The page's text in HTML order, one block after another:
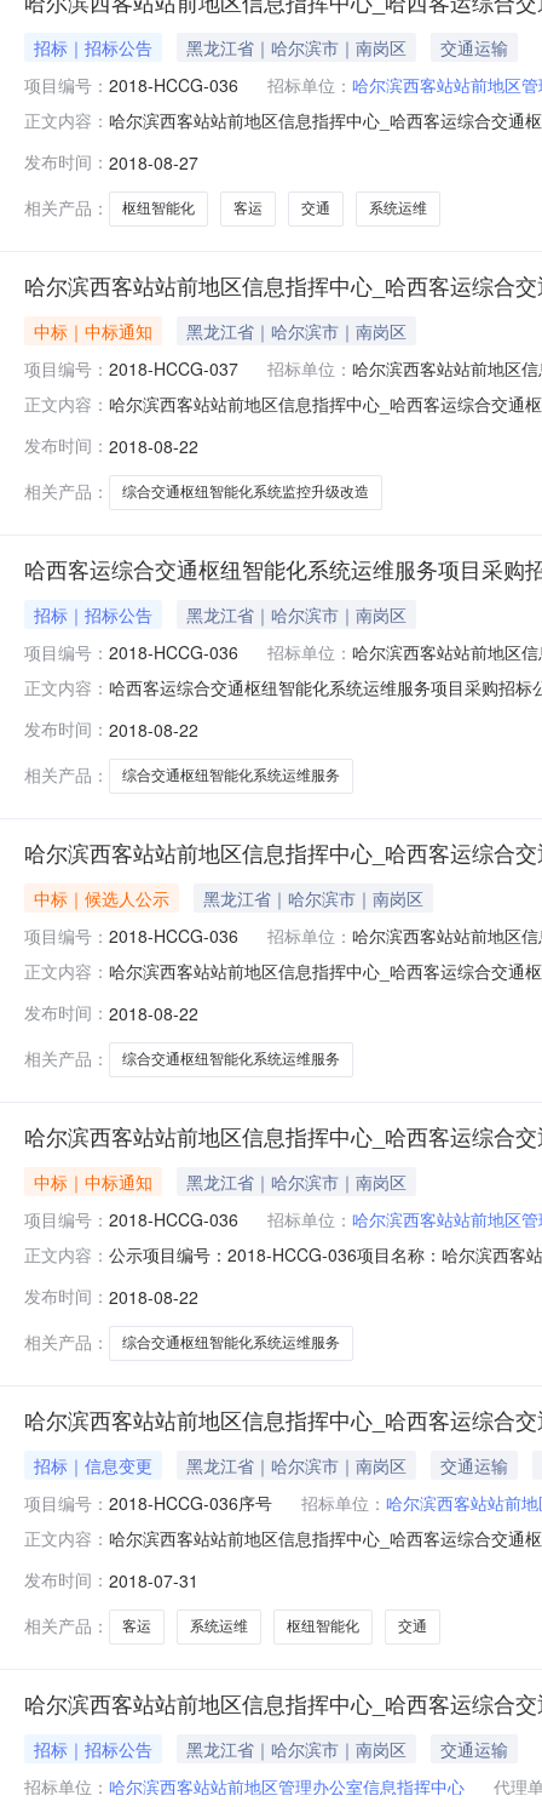
招标｜招标公告 黑龙江省｜哈尔滨市｜南岗区
交通运输
项目编号： 2018-HCCG-036 招标单位： 哈尔滨西客站站前地区
正文内容： 哈尔滨西客站站前地区信息指挥中心_哈西客运综合交通
区信息指挥中心_哈西客运综合交通枢纽智能化系统运维
发布时间： 2018-08-27
相关产品：
枢纽智能化 客运 交通 系统运维
哈尔滨西客站站前地区信息指挥中心_哈西客运综合
中标｜中标通知
黑龙江省｜哈尔滨市｜南岗区
项目编号： 2018-HCCG-037 招标单位： 哈尔滨西客站站前地区
正文内容： 哈尔滨西客站站前地区信息指挥中心_哈西客运综合交通
2018年08月22日谈判小组、询价小组成员、磋商小组成
华诚建设工程招
发布时间： 2018-08-22
相关产品：
综合交通枢纽智能化系统监控升级改造
哈西客运综合交通枢纽智能化系统运维服务项目采购
招标｜招标公告
黑龙江省｜哈尔滨市｜南岗区
项目编号： 2018-HCCG-036 招标单位： 哈尔滨西客站站前地区
正文内容： 哈西客运综合交通枢纽智能化系统运维服务项目采购招
中心_哈西客运综合交通枢纽智能化系统运维服务品目采
发布时间： 2018-08-22
相关产品：
综合交通枢纽智能化系统运维服务
哈尔滨西客站站前地区信息指挥中心_哈西客运综合
中标｜候选人公示
黑龙江省｜哈尔滨市｜南岗区
项目编号： 2018-HCCG-036 招标单位： 哈尔滨西客站站前地区
正文内容： 哈尔滨西客站站前地区信息指挥中心_哈西客运综合交通
08月24日评审专家名单孔庆彦,肖颖,张剑,刘丽,朱岩总中
发布时间： 2018-08-22
相关产品：
综合交通枢纽智能化系统运维服务
哈尔滨西客站站前地区信息指挥中心_哈西客运综合
中标｜中标通知
黑龙江省｜哈尔滨市｜南岗区
项目编号： 2018-HCCG-036 招标单位： 哈尔滨西客站站前地区
正文内容： 公示项目编号：2018-HCCG-036项目名称：哈尔滨西客
位排序前三名为：第一名：中邮建技术有限公司第二名
￥3,196,956
发布时间： 2018-08-22
相关产品：
综合交通枢纽智能化系统运维服务
哈尔滨西客站站前地区信息指挥中心_哈西客运综合
招标｜信息变更 黑龙江省｜哈尔滨市｜南岗区
交通运输
项目编号： 2018-HCCG-036序号 招标单位： 哈尔滨西客站站前
正文内容： 哈尔滨西客站站前地区信息指挥中心_哈西客运综合交通
滨西客站站前地区信息指挥中心_哈西客运综合交通枢纽
发布时间： 2018-07-31
相关产品：
客运 系统运维 枢纽智能化 交通
哈尔滨西客站站前地区信息指挥中心_哈西客运综合
招标｜招标公告 黑龙江省｜哈尔滨市｜南岗区
交通运输
招标单位： 哈尔滨西客站站前地区管理办公室信息指挥中心
代理